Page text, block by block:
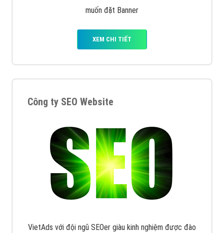
muốn đặt Banner
XEM CHI TIẾT
Công ty SEO Website
VietAds với đội ngũ SEOer giàu kinh nghiệm được đào